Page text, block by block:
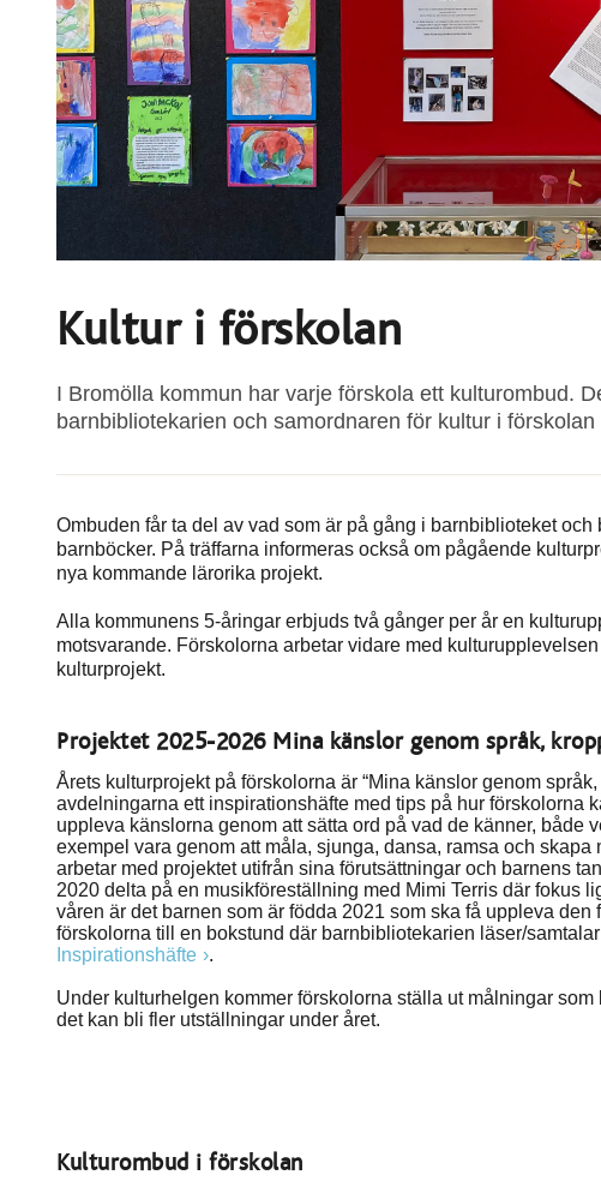
Kultur i förskolan
I Bromölla kommun har varje förskola ett kulturombud.
barnbibliotekarien och samordnaren för kultur i
Ombuden får ta del av vad som är på gång i barnbiblioteket
barnböcker. På träffarna informeras också om pågående
nya kommande lärorika projekt.
Alla kommunens 5-åringar erbjuds två gånger per år en
motsvarande. Förskolorna arbetar vidare med
kulturprojekt.
Projektet 2025-2026 Mina känslor genom språk,
Årets kulturprojekt på förskolorna är “Mina känslor genom
avdelningarna ett inspirationshäfte med tips på hur förskolorna
uppleva känslorna genom att sätta ord på vad de känner, både
exempel vara genom att måla, sjunga, dansa, ramsa och
arbetar med projektet utifrån sina förutsättningar och barnens
2020 delta på en musikföreställning med Mimi Terris där fokus
våren är det barnen som är födda 2021 som ska få uppleva
förskolorna till en bokstund där barnbibliotekarien läser/
Inspirationshäfte
.
Under kulturhelgen kommer förskolorna ställa ut målningar
det kan bli fler utställningar under året.
Kulturombud i förskolan